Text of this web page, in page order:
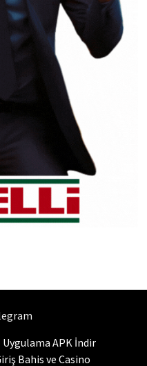
APK İndir
Bahis ve Casino